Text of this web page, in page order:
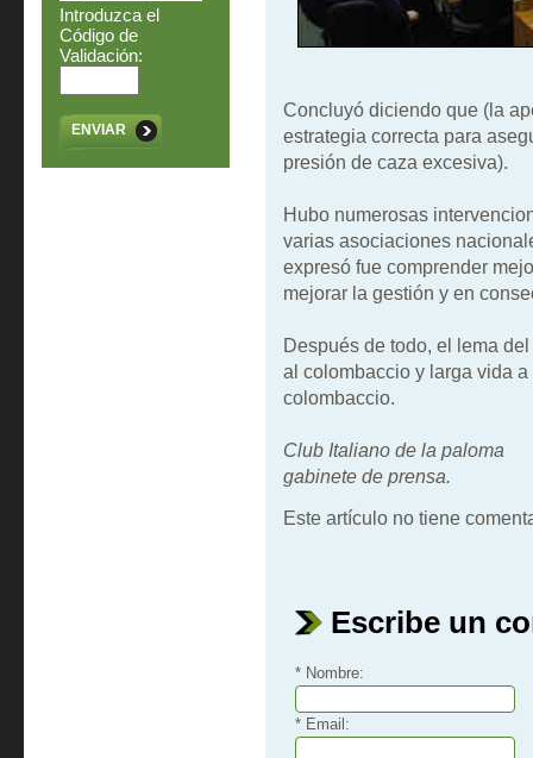
Introduzca el
Código de
Validación:
ENVIAR
Concluyó diciendo que (la
estrategia correcta para
presión de caza excesiva).
Hubo numerosas
varias asociaciones
expresó fue comprender
mejorar la gestión y en
Después de todo, el lema
al colombaccio y larga vida
colombaccio.
Club Italiano de la paloma
gabinete de prensa.
Este artículo no tiene
Escribe un
* Nombre:
* Email: